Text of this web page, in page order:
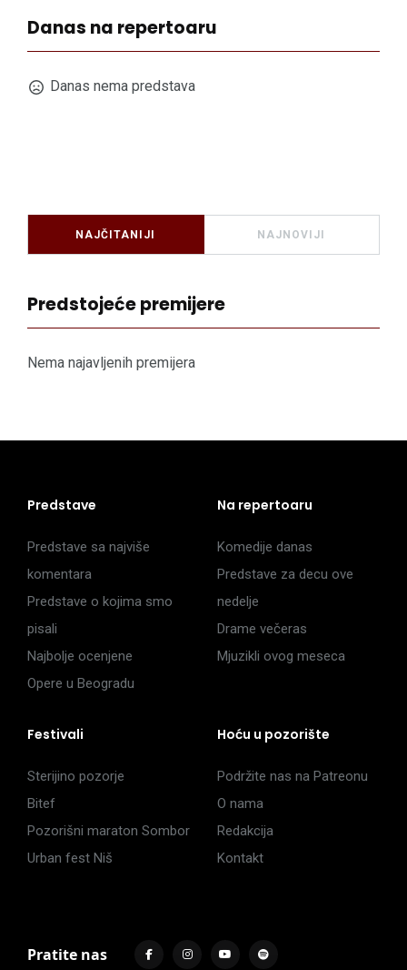
Danas na repertoaru
Danas nema predstava
NAJČITANIJI NAJNOVIJI
Predstojeće premijere
Nema najavljenih premijera
Predstave
Predstave sa najviše
komentara
Predstave o kojima smo
pisali
Najbolje ocenjene
Opere u Beogradu
Na repertoaru
Komedije danas
Predstave za decu ove
nedelje
Drame večeras
Mjuzikli ovog meseca
Festivali
Sterijino pozorje
Bitef
Pozorišni maraton Sombor
Urban fest Niš
Hoću u pozorište
Podržite nas na Patreonu
O nama
Redakcija
Kontakt
Pratite nas